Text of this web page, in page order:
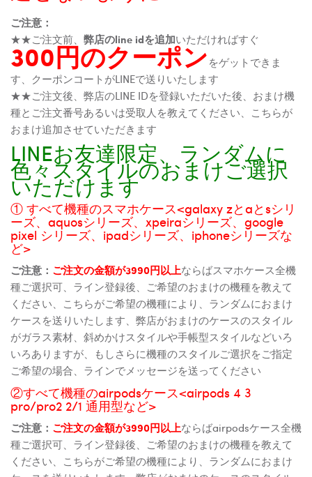
ご注意：
★★ご注文前、 弊店のline idを追加いただければすぐ
300円のクーポンをゲットできま
す、クーポンコートがLINEで送りいたします
★★ご注文後、弊店のLINE IDを登録いただいた後、おまけ機
種とご注文番号あるいは受取人を教えてください、こちらが
おまけ追加させていただきます
LINEお友達限定、ランダムに
色々スタイルのおまけご選択
いただけます
① すべて機種のスマホケース<galaxy zとaとsシリ
ーズ、aquosシリーズ、xpeiraシリーズ、google
pixel シリーズ、ipadシリーズ、iphoneシリーズな
ど>
ご注意： ご注文の金額が3990円以上ならばスマホケース全機
種ご選択可、ライン登録後、ご希望のおまけの機種を教えて
ください、こちらがご希望の機種により、ランダムにおまけ
ケースを送りいたします、弊店がおまけのケースのスタイル
がガラス素材、斜めかけスタイルや手帳型スタイルなどいろ
いろありますが、もしさらに機種のスタイルご選択をご指定
ご希望の場合、ラインでメッセージを送ってください
②すべて機種のairpodsケース<airpods 4 3
pro/pro2 2/1 通用型など>
ご注意： ご注文の金額が3990円以上ならばairpodsケース全機
種ご選択可、ライン登録後、ご希望のおまけの機種を教えて
ください、こちらがご希望の機種により、ランダムにおまけ